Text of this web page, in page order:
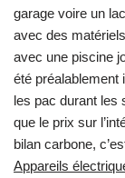
garage voire un
avec des
avec une piscine
été préalablement
les pac durant les
que le prix sur
bilan carbone,
Appareils